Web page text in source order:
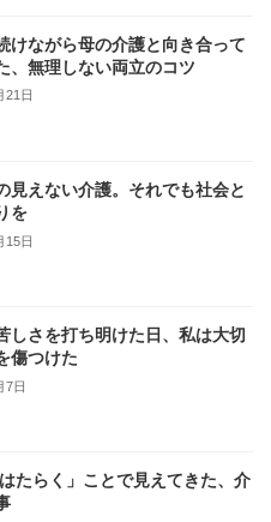
けながら母の介護と向き合って
、無理しない両立のコツ
21日
見えない介護。それでも社会と
を
15日
しさを打ち明けた日、私は大切
傷つけた
7日
たらく」ことで見えてきた、介